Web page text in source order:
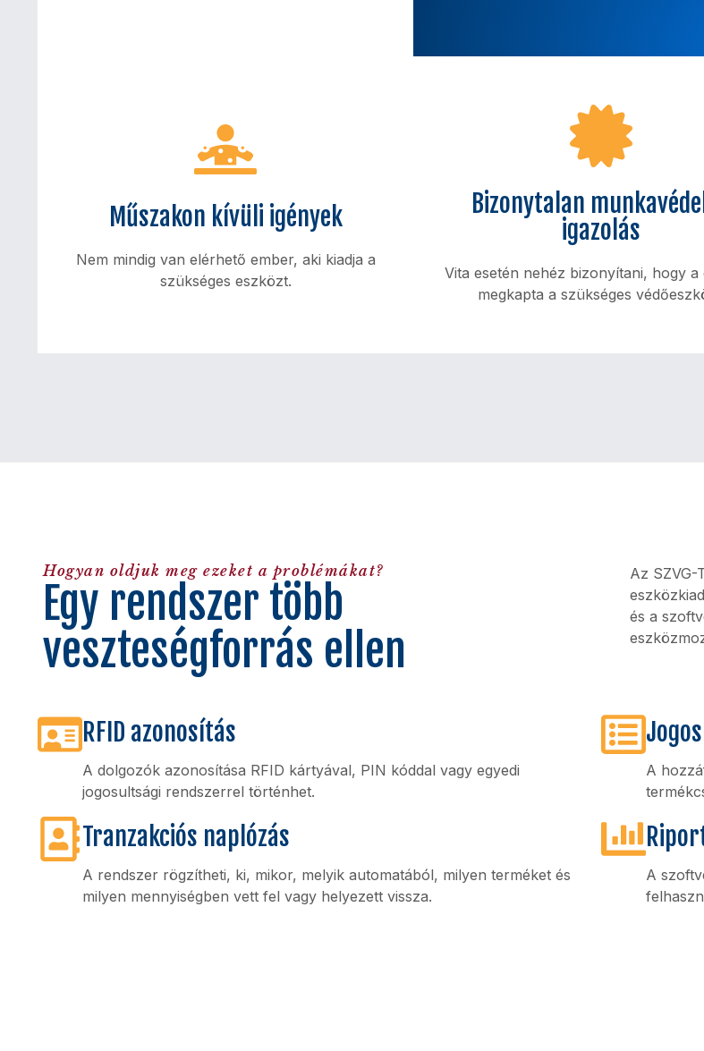
Veszteségforrás
Személyhez kötött kiadás nélkül nehéz
számon kérni a felhasználást és visszakeresni
az adatokat.
Veszteségforrás
Kontroll nélkül könnyen kialakul
megszokásból történő felvétel és a
készletfogyás.
Műszakon kívüli igények
Nem mindig van elérhető ember, aki kiadja a
szükséges eszközt.
Bizonytalan
igazolás
Vita esetén nehéz bizonyítani, hogy a
megkapta a szükséges
Hogyan oldjuk meg ezeket a problémákat?
Egy rendszer több
veszteségforrás ellen
Az SZVG-
és a
RFID azonosítás
A dolgozók azonosítása RFID kártyával, PIN kóddal vagy egyedi
jogosultsági rendszerrel történhet.
A
Tranzakciós naplózás
A rendszer rögzítheti, ki, mikor, melyik automatából, milyen terméket és
milyen mennyiségben vett fel vagy helyezett vissza.
A